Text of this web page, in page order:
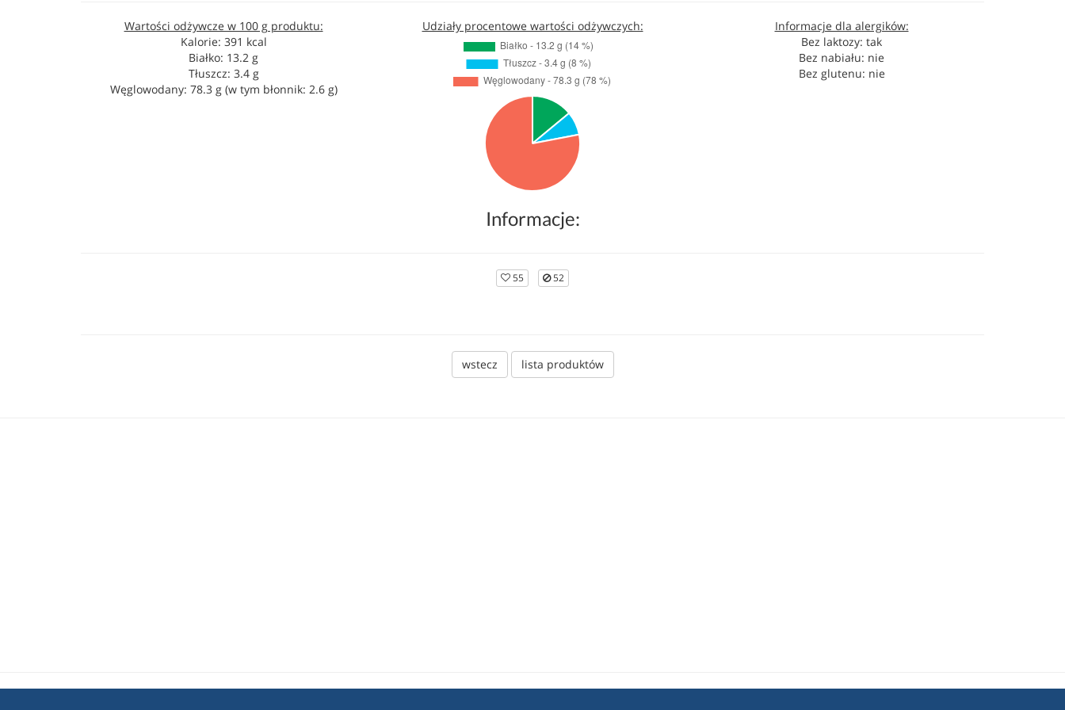
Wartości odżywcze w 100 g produktu:
Kalorie: 391 kcal
Białko: 13.2 g
Tłuszcz: 3.4 g
Węglowodany: 78.3 g (w tym błonnik: 2.6 g)
Udziały procentowe wartości odżywczych:
Informacje dla alergików:
Bez laktozy: tak
Bez nabiału: nie
Bez glutenu: nie
Informacje:
55 52
wstecz lista produktów